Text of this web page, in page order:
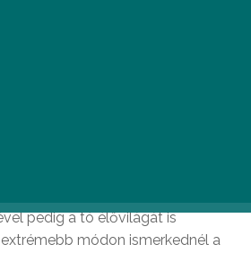
pedig a tó élővilágát is
módon ismerkednél a